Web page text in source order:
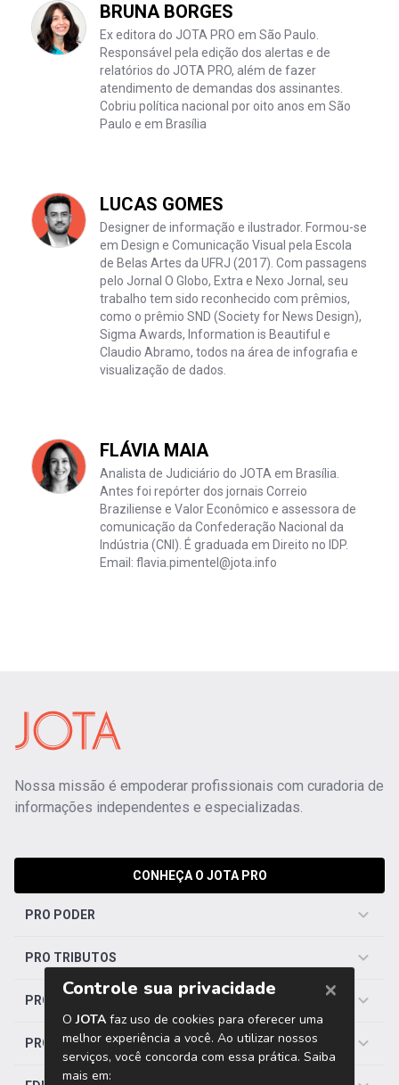
BRUNA BORGES
Ex editora do JOTA PRO em São Paulo.
Responsável pela edição dos alertas e de
relatórios do JOTA PRO, além de fazer
atendimento de demandas dos assinantes.
Cobriu política nacional por oito anos em São
Paulo e em Brasília
LUCAS GOMES
Designer de informação e ilustrador. Formou-se
em Design e Comunicação Visual pela Escola
de Belas Artes da UFRJ (2017). Com passagens
pelo Jornal O Globo, Extra e Nexo Jornal, seu
trabalho tem sido reconhecido com prêmios,
como o prêmio SND (Society for News Design),
Sigma Awards, Information is Beautiful e
Claudio Abramo, todos na área de infografia e
visualização de dados.
FLÁVIA MAIA
Analista de Judiciário do JOTA em Brasília.
Antes foi repórter dos jornais Correio
Braziliense e Valor Econômico e assessora de
comunicação da Confederação Nacional da
Indústria (CNI). É graduada em Direito no IDP.
Email: flavia.pimentel@jota.info
Nossa missão é empoderar profissionais com curadoria de
informações independentes e especializadas.
CONHEÇA O JOTA PRO
PRO PODER
PRO TRIBUTOS
PRO TRABALHISTA
PRO SAÚDE